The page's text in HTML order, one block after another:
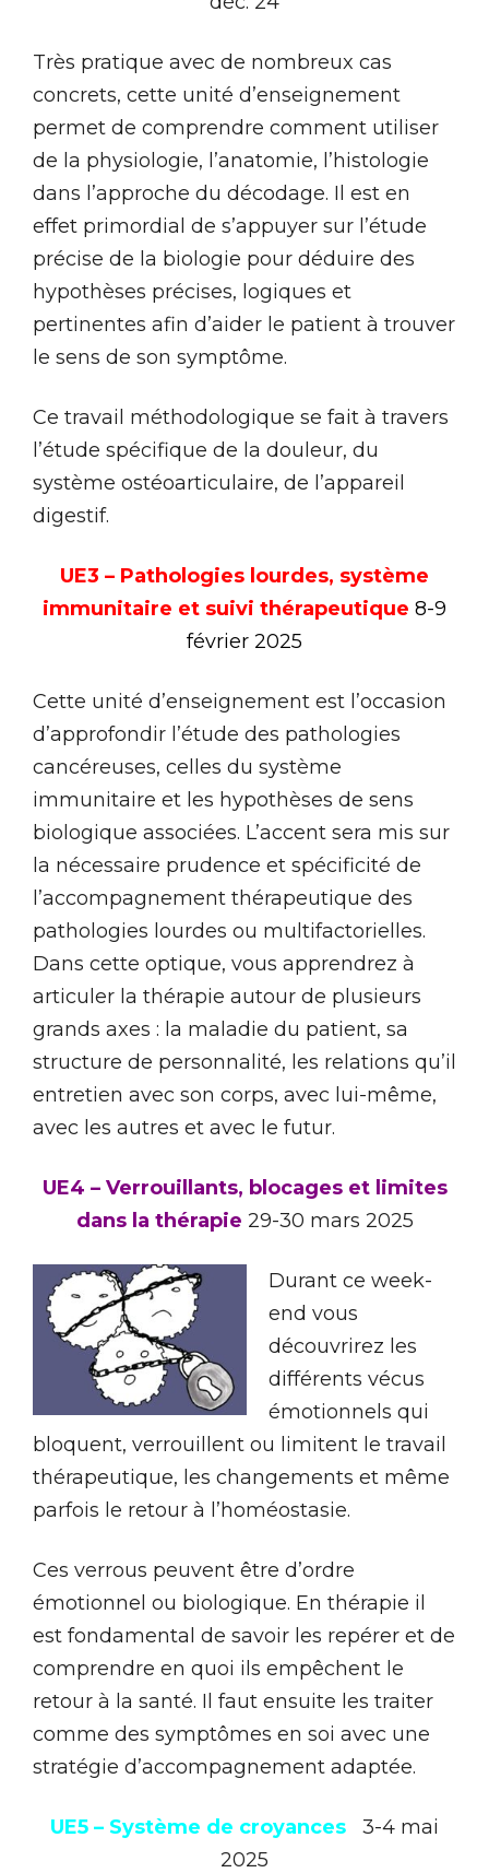
Très pratique avec de nombreux cas
concrets, cette unité d’enseignement
permet de comprendre comment utiliser
de la physiologie, l’anatomie, l’histologie
dans l’approche du décodage. Il est en
effet primordial de s’appuyer sur l’étude
précise de la biologie pour déduire des
hypothèses précises, logiques et
pertinentes afin d’aider le patient à trouver
le sens de son symptôme.
Ce travail méthodologique se fait à travers
l’étude spécifique de la douleur, du
système ostéoarticulaire, de l’appareil
digestif.
UE3 – Pathologies lourdes, système
immunitaire et suivi thérapeutique 8-9
février 2025
Cette unité d’enseignement est l’occasion
d’approfondir l’étude des pathologies
cancéreuses, celles du système
immunitaire et les hypothèses de sens
biologique associées. L’accent sera mis sur
la nécessaire prudence et spécificité de
l’accompagnement thérapeutique des
pathologies lourdes ou multifactorielles.
Dans cette optique, vous apprendrez à
articuler la thérapie autour de plusieurs
grands axes : la maladie du patient, sa
structure de personnalité, les relations qu’il
entretien avec son corps, avec lui-même,
avec les autres et avec le futur.
UE4 – Verrouillants, blocages et limites
dans la thérapie 29-30 mars 2025
Durant ce week-
end vous
découvrirez les
différents vécus
émotionnels qui
bloquent, verrouillent ou limitent le travail
thérapeutique, les changements et même
parfois le retour à l’homéostasie.
Ces verrous peuvent être d’ordre
émotionnel ou biologique. En thérapie il
est fondamental de savoir les repérer et de
comprendre en quoi ils empêchent le
retour à la santé. Il faut ensuite les traiter
comme des symptômes en soi avec une
stratégie d’accompagnement adaptée.
UE5 – Système de croyances
3-4 mai
2025